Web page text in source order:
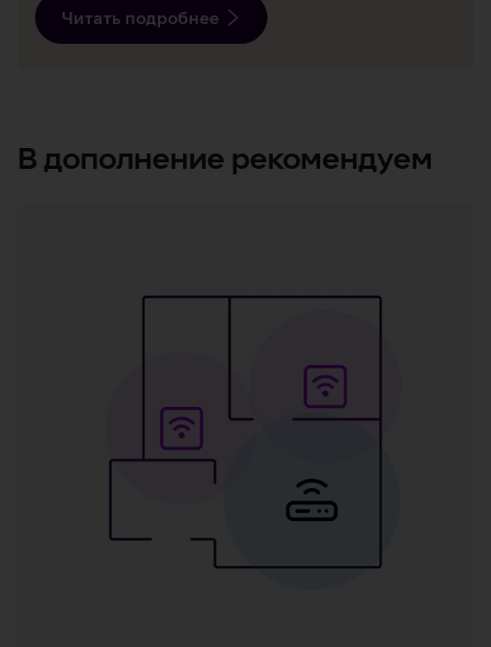
Читать подробнее
В дополнение рекомендуем